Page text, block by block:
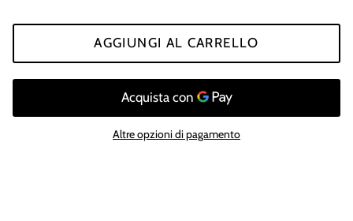
AGGIUNGI AL CARRELLO
Altre opzioni di pagamento